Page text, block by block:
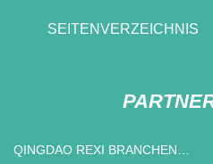
SEITENVERZEICHNIS
QINGDAO REXI BRANCHEN